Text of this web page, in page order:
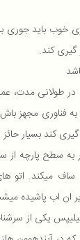
خوب باید جوری
کند.
طولانی مدت،
فناوری مجهز
کند بسیار
به سطح پارچه
میکند. اتو
ان اب پاشیده
یکی از